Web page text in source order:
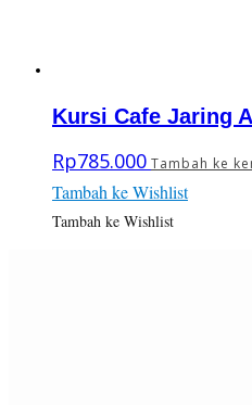
Kursi Cafe Jaring
Rp785.000 Tambah ke
Tambah ke Wishlist
Tambah ke Wishlist